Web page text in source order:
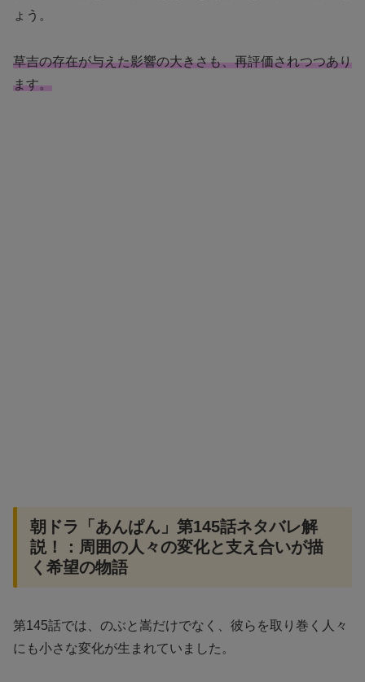
ょう。
草吉の存在が与えた影響の大きさも、再評価されつつあり
ます。
朝ドラ「あんぱん」第145話ネタバレ解
説！：周囲の人々の変化と支え合いが描
く希望の物語
第145話では、のぶと嵩だけでなく、彼らを取り巻く人々
にも小さな変化が生まれていました。